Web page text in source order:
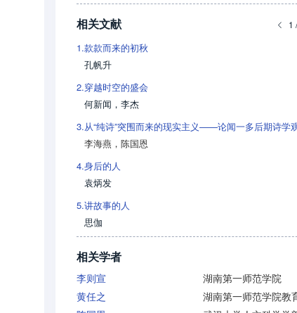
相关文献 1
1.款款而来的初秋
孔帆升
2.穿越时空的盛会
何新闻 ， 李杰
3.从“纯诗”突围而来的现实主义——论闻一多后期诗学
李海燕 ， 陈国恩
4.身后的人
袁炳发
5.讲故事的人
思伽
相关学者
李则宣
湖南第一师范学院
黄任之